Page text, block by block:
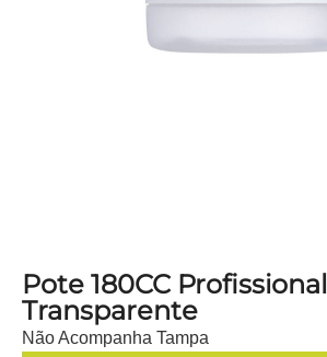
Pote 180CC Profissional
Transparente
Não Acompanha Tampa